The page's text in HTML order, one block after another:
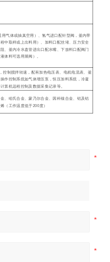
气体或抽真空用）、氢气进口配针型阀，釜内带
中取样或上出料用）、加料口配丝堵、压力安全
、釜内冷水盘管进出口配水嘴、下放料口配阀门
体料可选用展阀）。
控制搅拌转速，配有加热电压表、电机电流表、釜
作控制系统如气体增压泵，恒压加料系统，冷凝
算机远程控制及数据采集记录等。
、哈氏合金、蒙乃尔合金、因科镍合金、铝及铝
（工作温度低于200度）